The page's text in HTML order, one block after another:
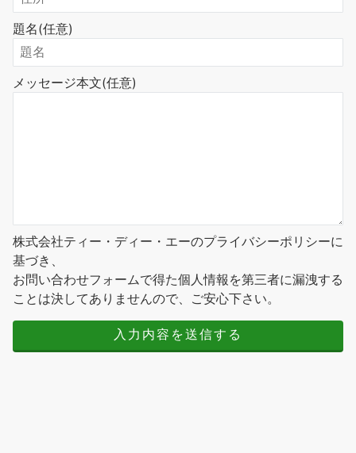
題名(任意)
メッセージ本文(任意)
株式会社ティー・ディー・エーのプライバシーポリシーに
基づき、
お問い合わせフォームで得た個人情報を第三者に漏洩する
ことは決してありませんので、ご安心下さい。